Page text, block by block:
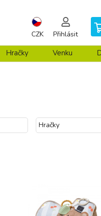
CZK Přihlásit
Hračky Venku
Hračky